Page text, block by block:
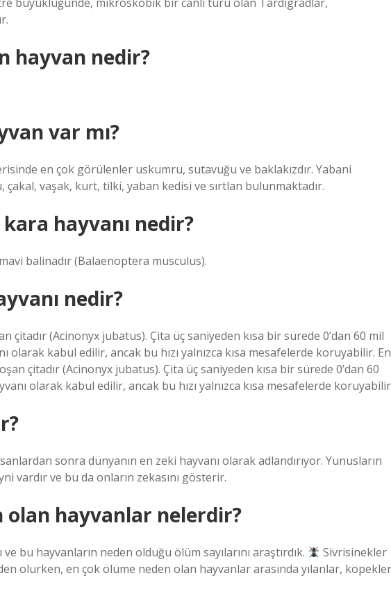
hayvan nedir?
var mı?
en çok görülenler uskumru, sutavuğu ve baklakızdır. Yabani
çakal, vaşak, kurt, tilki, yaban kedisi ve sırtlan bulunmaktadır.
hayvanı nedir?
balinadır (Balaenoptera musculus).
nedir?
çitadır (Acinonyx jubatus). Çita üç saniyeden kısa bir sürede 0’dan 60 mil
olarak kabul edilir, ancak bu hızı yalnızca kısa mesafelerde koruyabilir. En
çitadır (Acinonyx jubatus). Çita üç saniyeden kısa bir sürede 0’dan 60
olarak kabul edilir, ancak bu hızı yalnızca kısa mesafelerde
sonra dünyanın en zeki hayvanı olarak adlandırıyor. Yunusların
vardır ve bu da onların zekasını gösterir.
olan hayvanlar nelerdir?
bu hayvanların neden olduğu ölüm sayılarını araştırdık.
Sivrisinekler
olurken, en çok ölüme neden olan hayvanlar arasında yılanlar, köpekler